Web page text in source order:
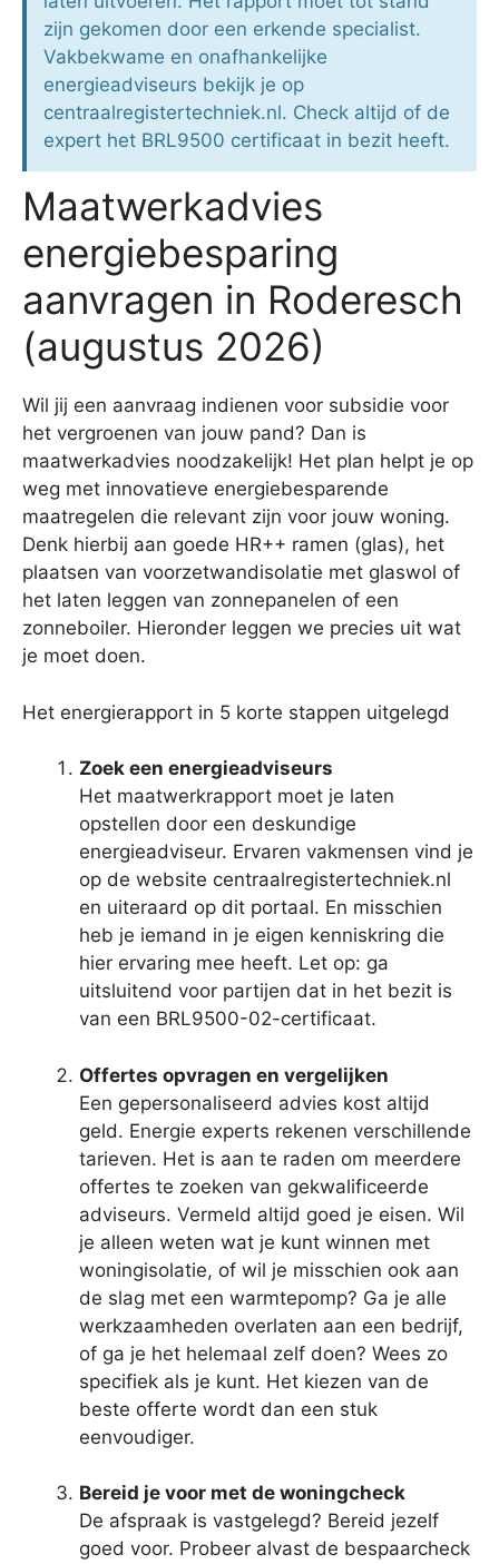
zijn gekomen door een erkende specialist.
Vakbekwame en onafhankelijke
energieadviseurs bekijk je op
centraalregistertechniek.nl. Check altijd of de
expert het BRL9500 certificaat in bezit heeft.
Maatwerkadvies
energiebesparing
aanvragen in Roderesch
(augustus 2026)
Wil jij een aanvraag indienen voor subsidie voor
het vergroenen van jouw pand? Dan is
maatwerkadvies noodzakelijk! Het plan helpt je op
weg met innovatieve energiebesparende
maatregelen die relevant zijn voor jouw woning.
Denk hierbij aan goede HR++ ramen (glas), het
plaatsen van voorzetwandisolatie met glaswol of
het laten leggen van zonnepanelen of een
zonneboiler. Hieronder leggen we precies uit wat
je moet doen.
Het energierapport in 5 korte stappen uitgelegd
Zoek een energieadviseurs
Het maatwerkrapport moet je laten
opstellen door een deskundige
energieadviseur. Ervaren vakmensen vind je
op de website centraalregistertechniek.nl
en uiteraard op dit portaal. En misschien
heb je iemand in je eigen kenniskring die
hier ervaring mee heeft. Let op: ga
uitsluitend voor partijen dat in het bezit is
van een BRL9500-02-certificaat.
Offertes opvragen en vergelijken
Een gepersonaliseerd advies kost altijd
geld. Energie experts rekenen verschillende
tarieven. Het is aan te raden om meerdere
offertes te zoeken van gekwalificeerde
adviseurs. Vermeld altijd goed je eisen. Wil
je alleen weten wat je kunt winnen met
woningisolatie, of wil je misschien ook aan
de slag met een warmtepomp? Ga je alle
werkzaamheden overlaten aan een bedrijf,
of ga je het helemaal zelf doen? Wees zo
specifiek als je kunt. Het kiezen van de
beste offerte wordt dan een stuk
eenvoudiger.
Bereid je voor met de woningcheck
De afspraak is vastgelegd? Bereid jezelf
goed voor. Probeer alvast de bespaarcheck